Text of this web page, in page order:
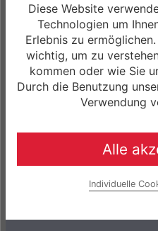
Pedale:
nicht im Lieferumfang
Pedale finden Sie in
Programm!
Gewicht:
max. zulässiges
ca. 156 kg
Diese Website
Technologien um
Erlebnis zu
wichtig, um zu
kommen oder wie Sie
Durch die Benutzung
Verwendung
Alle
Individuelle